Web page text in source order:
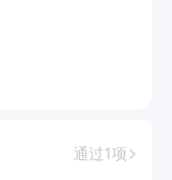
通过1项